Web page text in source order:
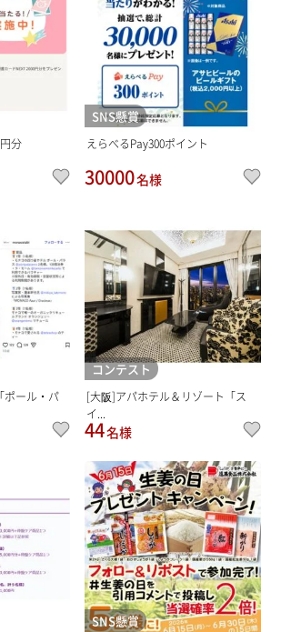
分
SNS懸賞
えらべるPay300ポイント
30000名様
ポール・パ
コンテスト
[大阪]アパホテル＆リゾート「ス
イ...
44名様
SNS懸賞